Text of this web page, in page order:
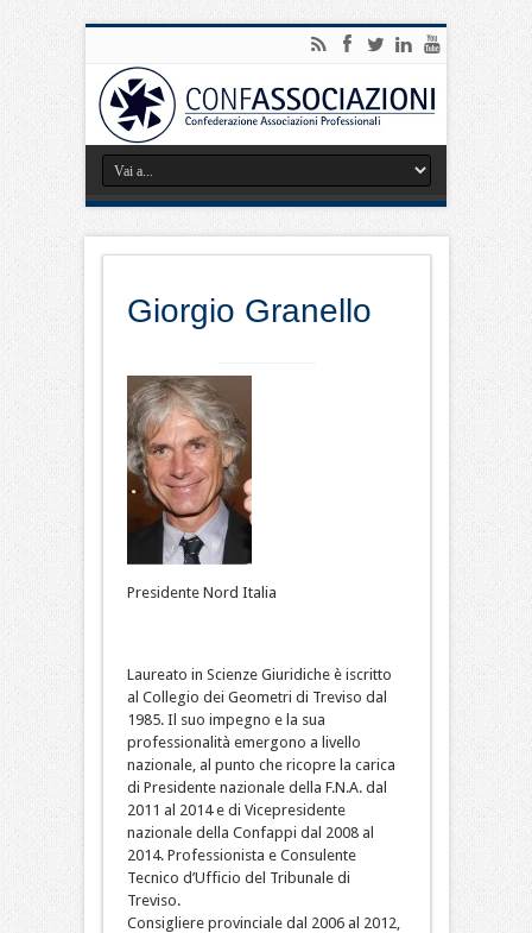
Giorgio Granello
Presidente Nord Italia
Laureato in Scienze Giuridiche è iscritto
al Collegio dei Geometri di Treviso dal
1985. Il suo impegno e la sua
professionalità emergono a livello
nazionale, al punto che ricopre la carica
di Presidente nazionale della F.N.A. dal
2011 al 2014 e di Vicepresidente
nazionale della Confappi dal 2008 al
2014. Professionista e Consulente
Tecnico d’Ufficio del Tribunale di
Treviso.
Consigliere provinciale dal 2006 al 2012,